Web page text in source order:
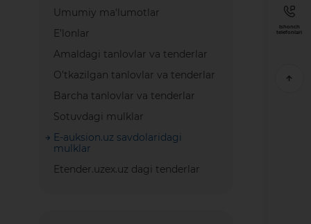
Umumiy ma'lumotlar
E’lonlar
Amaldagi tanlovlar va tenderlar
O’tkazilgan tanlovlar va tenderlar
Barcha tanlovlar va tenderlar
Sotuvdagi mulklar
E-auksion.uz savdolaridagi
mulklar
Etender.uzex.uz dagi tenderlar
Ishonch
telefonlari